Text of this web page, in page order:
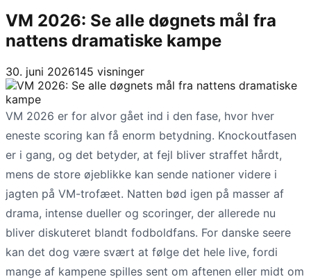
VM 2026: Se alle døgnets mål fra
nattens dramatiske kampe
30. juni 2026145 visninger
VM 2026 er for alvor gået ind i den fase, hvor hver
eneste scoring kan få enorm betydning. Knockoutfasen
er i gang, og det betyder, at fejl bliver straffet hårdt,
mens de store øjeblikke kan sende nationer videre i
jagten på VM-trofæet. Natten bød igen på masser af
drama, intense dueller og scoringer, der allerede nu
bliver diskuteret blandt fodboldfans. For danske seere
kan det dog være svært at følge det hele live, fordi
mange af kampene spilles sent om aftenen eller midt om